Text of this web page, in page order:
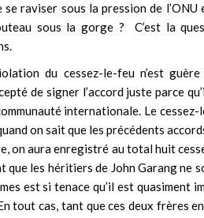
se raviser sous la pression de
sous la gorge ? C’est la
du cessez-le-feu n’est
de signer l’accord juste parce
internationale. Le
on sait que les précédents
on aura enregistré au total huit
que les héritiers de John Garang ne
est si tenace qu’il est quasiment
tout cas, tant que ces deux frères